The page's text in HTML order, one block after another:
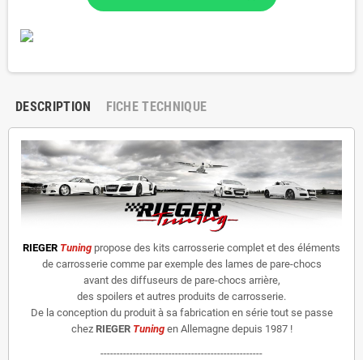
DESCRIPTION FICHE TECHNIQUE
RIEGER Tuning propose des kits carrosserie complet et des éléments
de carrosserie comme par exemple des lames de pare-chocs
avant des diffuseurs de pare-chocs arrière,
des spoilers et autres produits de carrosserie.
De la conception du produit à sa fabrication en série tout se passe
chez RIEGER Tuningen Allemagne depuis 1987 !
--------------------------------------------------